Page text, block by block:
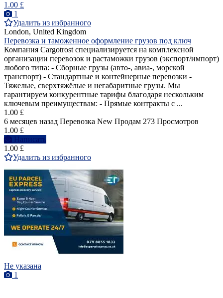
1.00 £
1
Удалить из избранного
London, United Kingdom
Перевозка и таможенное оформление грузов под ключ
Компания Cargotrost специализируется на комплексной
организации перевозок и растаможки грузов (экспорт/импорт)
любого типа: - Сборные грузы (авто-, авиа-, морской
транспорт) - Стандартные и контейнерные перевозки -
Тяжелые, сверхтяжёлые и негабаритные грузы. Мы
гарантируем конкурентные тарифы благодаря нескольким
ключевым преимуществам: - Прямые контракты с ...
1.00 £
6 месяцев назад Перевозка New Продам 273 Просмотров
1.00 £
Написать
1.00 £
Удалить из избранного
Не указана
1